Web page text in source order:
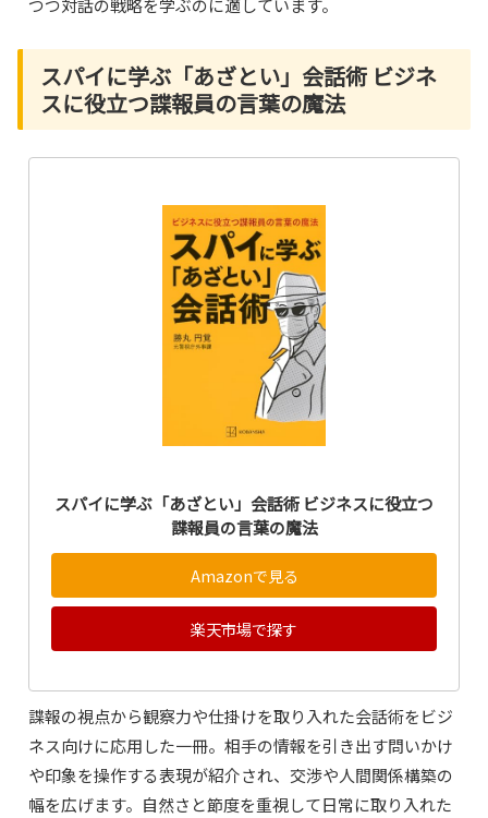
つつ対話の戦略を学ぶのに適しています。
スパイに学ぶ「あざとい」会話術 ビジネ
スに役立つ諜報員の言葉の魔法
スパイに学ぶ「あざとい」会話術 ビジネスに役立つ
諜報員の言葉の魔法
Amazonで見る
楽天市場で探す
諜報の視点から観察力や仕掛けを取り入れた会話術をビジ
ネス向けに応用した一冊。相手の情報を引き出す問いかけ
や印象を操作する表現が紹介され、交渉や人間関係構築の
幅を広げます。自然さと節度を重視して日常に取り入れた